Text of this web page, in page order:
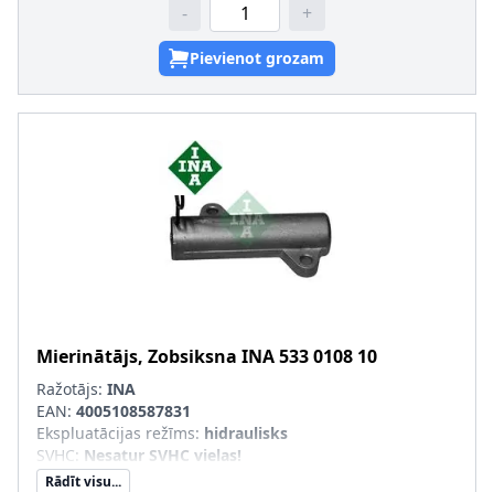
- +
Pievienot grozam
Mierinātājs, Zobsiksna INA533 0108 10
Ražotājs: INA
EAN: 4005108587831
Ekspluatācijas režīms: hidraulisks
SVHC: Nesatur SVHC vielas!
Rādīt visu...